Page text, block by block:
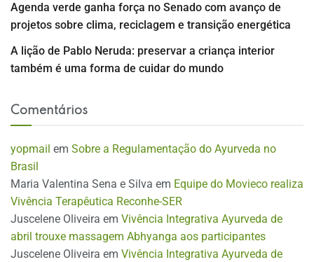
Agenda verde ganha força no Senado com avanço de
projetos sobre clima, reciclagem e transição energética
A lição de Pablo Neruda: preservar a criança interior
também é uma forma de cuidar do mundo
Comentários
yopmail em Sobre a Regulamentação do Ayurveda no
Brasil
Maria Valentina Sena e Silva em Equipe do Movieco realiza
Vivência Terapêutica Reconhe-SER
Juscelene Oliveira em Vivência Integrativa Ayurveda de
abril trouxe massagem Abhyanga aos participantes
Juscelene Oliveira em Vivência Integrativa Ayurveda de